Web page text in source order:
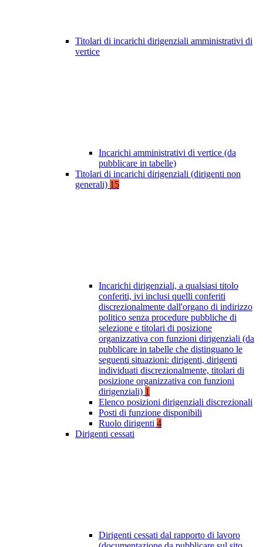
Titolari di incarichi dirigenziali amministrativi di
vertice
Incarichi amministrativi di vertice (da
pubblicare in tabelle)
Titolari di incarichi dirigenziali (dirigenti non
generali) 15
Incarichi dirigenziali, a qualsiasi titolo
conferiti, ivi inclusi quelli conferiti
discrezionalmente dall'organo di indirizzo
politico senza procedure pubbliche di
selezione e titolari di posizione
organizzativa con funzioni dirigenziali (da
pubblicare in tabelle che distinguano le
seguenti situazioni: dirigenti, dirigenti
individuati discrezionalmente, titolari di
posizione organizzativa con funzioni
dirigenziali) 1
Elenco posizioni dirigenziali discrezionali
Posti di funzione disponibili
Ruolo dirigenti 4
Dirigenti cessati
Dirigenti cessati dal rapporto di lavoro